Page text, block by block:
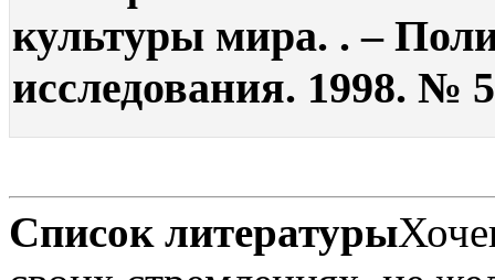
культуры мира. . –
исследования. 1998. №
Список литературы